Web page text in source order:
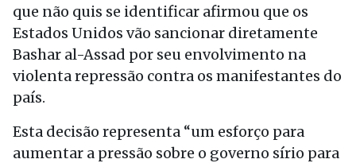
que não quis se identificar afirmou que os
Estados Unidos vão sancionar diretamente
Bashar al-Assad por seu envolvimento na
violenta repressão contra os manifestantes do
país.
Esta decisão representa “um esforço para
aumentar a pressão sobre o governo sírio para